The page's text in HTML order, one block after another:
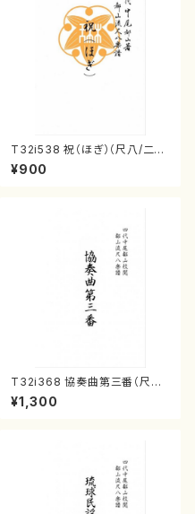
T32i538 祝（ほぎ）（尺八/二代
池田静山/楽譜）都山流公刊楽譜
曲番:2247
¥900
T32i368 協奏曲第三番（尺八/
唯是震一/楽譜）都山流公刊楽譜
曲番:2073
¥1,300